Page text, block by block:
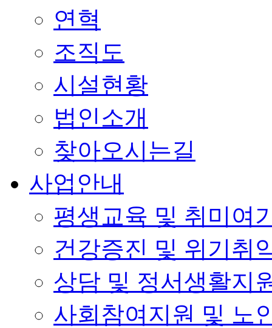
연혁
조직도
시설현황
법인소개
찾아오시는길
사업안내
평생교육 및 취미여
건강증진 및 위기취
상담 및 정서생활지
사회참여지원 및 노